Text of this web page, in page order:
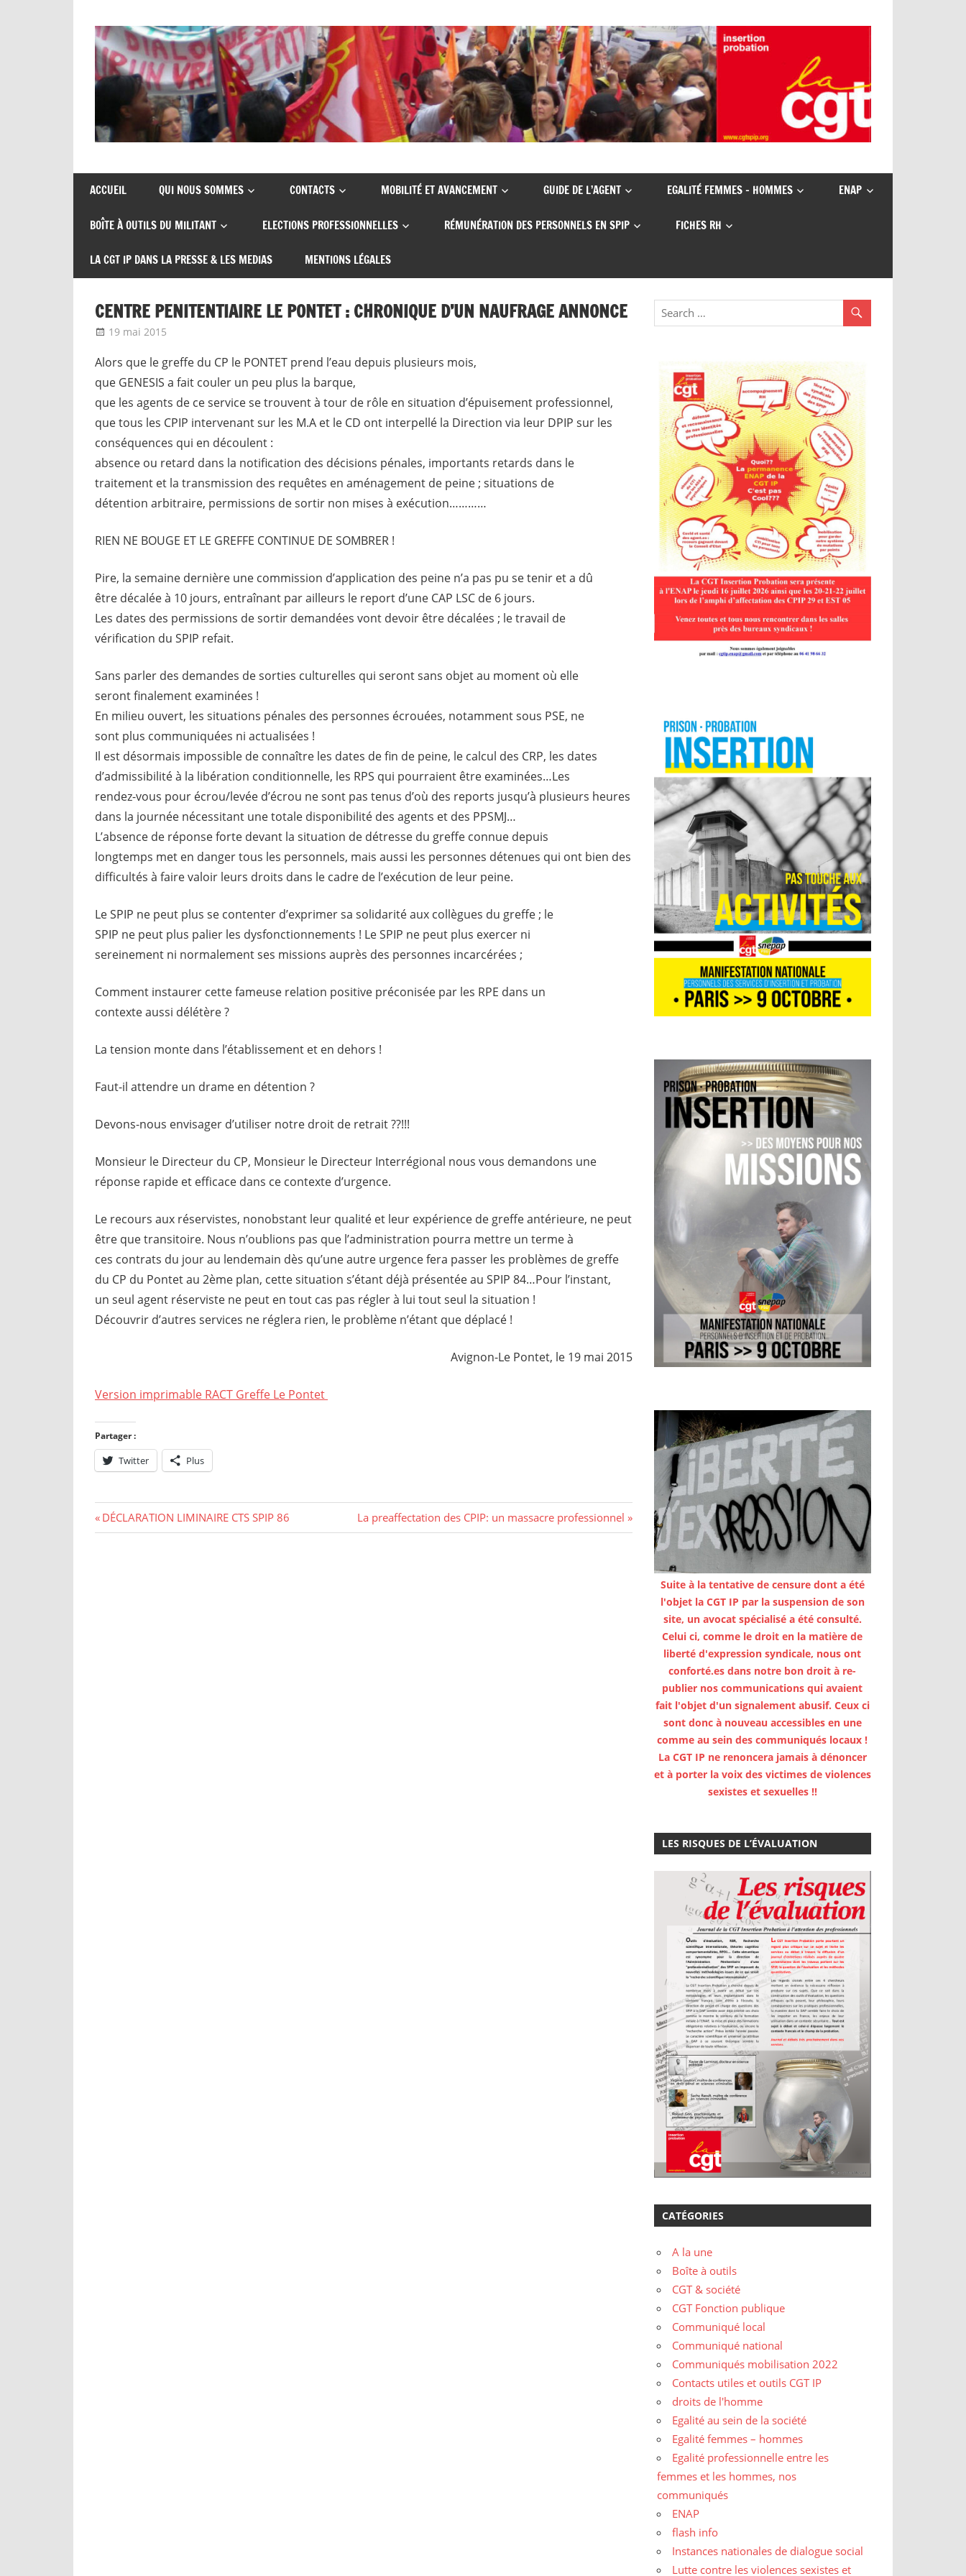
content
CGT
insertion
probation
de
syndicats
insertion
ACCUEIL QUI NOUS SOMMES CONTACTS MOBILITÉ ET AVANCEMENT GUIDE DE L’AGENT EGALITÉ FEMMES – HOMMES ENAP
BOÎTE À OUTILS DU MILITANT ELECTIONS PROFESSIONNELLES RÉMUNÉRATION DES PERSONNELS EN SPIP FICHES RH
LA CGT IP DANS LA PRESSE & LES MEDIAS MENTIONS LÉGALES
CENTRE PENITENTIAIRE LE PONTET : CHRONIQUE D’UN NAUFRAGE ANNONCE
19 mai 2015
Alors que le greffe du CP le PONTET prend l’eau depuis plusieurs mois,
que GENESIS a fait couler un peu plus la barque,
que les agents de ce service se trouvent à tour de rôle en situation d’épuisement professionnel,
que tous les CPIP intervenant sur les M.A et le CD ont interpellé la Direction via leur DPIP sur les
conséquences qui en découlent :
absence ou retard dans la notification des décisions pénales, importants retards dans le
traitement et la transmission des requêtes en aménagement de peine ; situations de
détention arbitraire, permissions de sortir non mises à exécution…………
RIEN NE BOUGE ET LE GREFFE CONTINUE DE SOMBRER !
Pire, la semaine dernière une commission d’application des peine n’a pas pu se tenir et a dû
être décalée à 10 jours, entraînant par ailleurs le report d’une CAP LSC de 6 jours.
Les dates des permissions de sortir demandées vont devoir être décalées ; le travail de
vérification du SPIP refait.
Sans parler des demandes de sorties culturelles qui seront sans objet au moment où elle
seront finalement examinées !
En milieu ouvert, les situations pénales des personnes écrouées, notamment sous PSE, ne
sont plus communiquées ni actualisées !
Il est désormais impossible de connaître les dates de fin de peine, le calcul des CRP, les dates
d’admissibilité à la libération conditionnelle, les RPS qui pourraient être examinées…Les
rendez-vous pour écrou/levée d’écrou ne sont pas tenus d’où des reports jusqu’à plusieurs heures
dans la journée nécessitant une totale disponibilité des agents et des PPSMJ…
L’absence de réponse forte devant la situation de détresse du greffe connue depuis
longtemps met en danger tous les personnels, mais aussi les personnes détenues qui ont bien des
difficultés à faire valoir leurs droits dans le cadre de l’exécution de leur peine.
Le SPIP ne peut plus se contenter d’exprimer sa solidarité aux collègues du greffe ; le
SPIP ne peut plus palier les dysfonctionnements ! Le SPIP ne peut plus exercer ni
sereinement ni normalement ses missions auprès des personnes incarcérées ;
Comment instaurer cette fameuse relation positive préconisée par les RPE dans un
contexte aussi délétère ?
La tension monte dans l’établissement et en dehors !
Faut-il attendre un drame en détention ?
Devons-nous envisager d’utiliser notre droit de retrait ??!!!
Monsieur le Directeur du CP, Monsieur le Directeur Interrégional nous vous demandons une
réponse rapide et efficace dans ce contexte d’urgence.
Le recours aux réservistes, nonobstant leur qualité et leur expérience de greffe antérieure, ne peut
être que transitoire. Nous n’oublions pas que l’administration pourra mettre un terme à
ces contrats du jour au lendemain dès qu’une autre urgence fera passer les problèmes de greffe
du CP du Pontet au 2ème plan, cette situation s’étant déjà présentée au SPIP 84…Pour l’instant,
un seul agent réserviste ne peut en tout cas pas régler à lui tout seul la situation !
Découvrir d’autres services ne réglera rien, le problème n’étant que déplacé !
Avignon-Le Pontet, le 19 mai 2015
Version imprimable RACT Greffe Le Pontet
Partager :
Twitter Plus
Navigation
Previous
Post:
DÉCLARATION LIMINAIRE CTS SPIP 86
Next
Post:
La preaffectation des CPIP: un massacre professionnel
Suite à la tentative de censure dont a été
l'objet la CGT IP par la suspension de son
site, un avocat spécialisé a été consulté.
Celui ci, comme le droit en la matière de
liberté d'expression syndicale, nous ont
conforté.es dans notre bon droit à re-
publier nos communications qui avaient
fait l'objet d'un signalement abusif. Ceux ci
sont donc à nouveau accessibles en une
comme au sein des communiqués locaux !
La CGT IP ne renoncera jamais à dénoncer
et à porter la voix des victimes de violences
sexistes et sexuelles !!
LES RISQUES DE L’ÉVALUATION
CATÉGORIES
A la une
Boîte à outils
CGT & société
CGT Fonction publique
Communiqué local
Communiqué national
Communiqués mobilisation 2022
Contacts utiles et outils CGT IP
droits de l'homme
Egalité au sein de la société
Egalité femmes – hommes
Egalité professionnelle entre les
femmes et les hommes, nos
communiqués
ENAP
flash info
Instances nationales de dialogue social
Lutte contre les violences sexistes et